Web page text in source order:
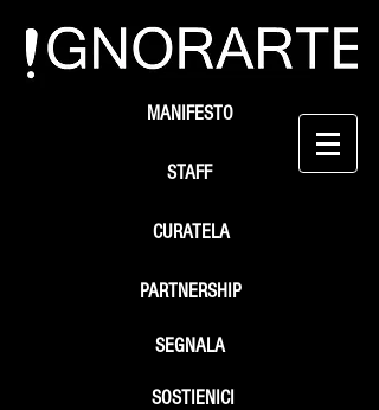
STAFF
SEGNALA
SOSTIENICI
MANIFESTO
PARTNERSHIP
CURATELA